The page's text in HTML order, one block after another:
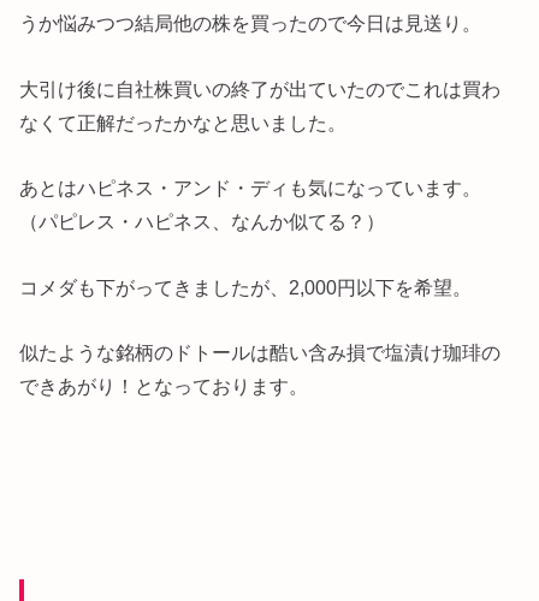
うか悩みつつ結局他の株を買ったので今日は見送り。
大引け後に自社株買いの終了が出ていたのでこれは買わ
なくて正解だったかなと思いました。
あとはハピネス・アンド・ディも気になっています。
（パピレス・ハピネス、なんか似てる？）
コメダも下がってきましたが、2,000円以下を希望。
似たような銘柄のドトールは酷い含み損で塩漬け珈琲の
できあがり！となっております。